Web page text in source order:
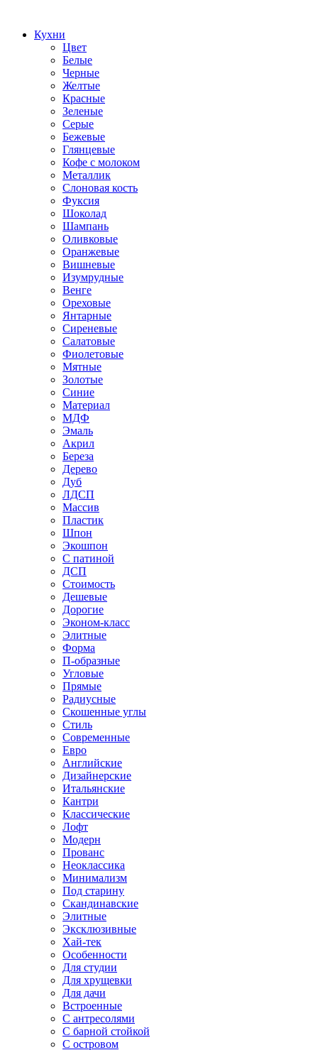
Кухни
Цвет
Белые
Черные
Желтые
Красные
Зеленые
Серые
Бежевые
Глянцевые
Кофе с молоком
Металлик
Слоновая кость
Фуксия
Шоколад
Шампань
Оливковые
Оранжевые
Вишневые
Изумрудные
Венге
Ореховые
Янтарные
Сиреневые
Салатовые
Фиолетовые
Мятные
Золотые
Синие
Материал
МДФ
Эмаль
Акрил
Береза
Дерево
Дуб
ЛДСП
Массив
Пластик
Шпон
Экошпон
С патиной
ДСП
Стоимость
Дешевые
Дорогие
Эконом-класс
Элитные
Форма
П-образные
Угловые
Прямые
Радиусные
Скошенные углы
Стиль
Современные
Евро
Английские
Дизайнерские
Итальянские
Кантри
Классические
Лофт
Модерн
Прованс
Неоклассика
Минимализм
Под старину
Скандинавские
Элитные
Эксклюзивные
Хай-тек
Особенности
Для студии
Для хрущевки
Для дачи
Встроенные
С антресолями
С барной стойкой
С островом